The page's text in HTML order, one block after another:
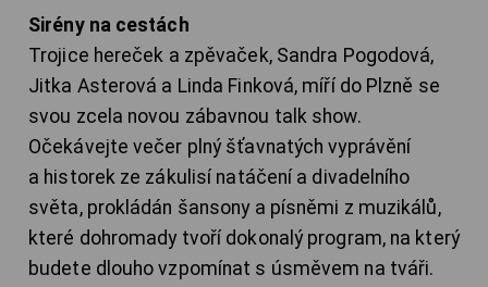
Sirény na cestách
Trojice hereček a zpěvaček, Sandra Pogodová,
Jitka Asterová a Linda Finková, míří do Plzně se
svou zcela novou zábavnou talk show.
Očekávejte večer plný šťavnatých vyprávění
a historek ze zákulisí natáčení a divadelního
světa, prokládán šansony a písněmi z muzikálů,
které dohromady tvoří dokonalý program, na který
budete dlouho vzpomínat s úsměvem na tváři.